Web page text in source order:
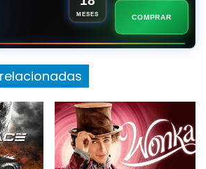
MESES COMPRAR